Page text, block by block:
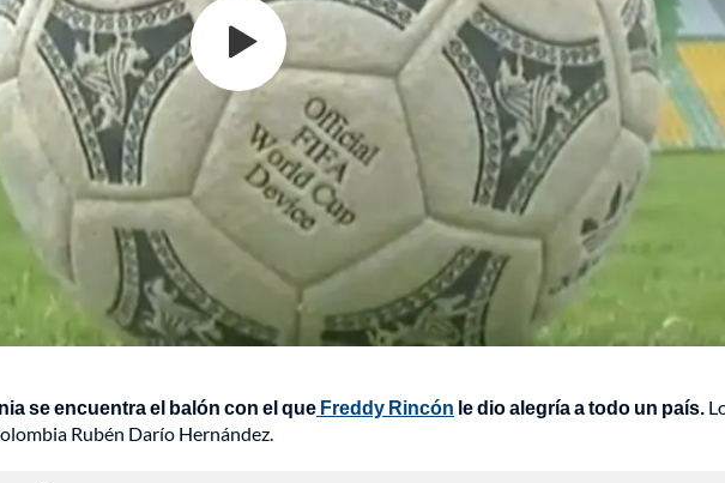
se encuentra el balón con el que Freddy Rincón le dio alegría a todo un país.
Rubén Darío Hernández.